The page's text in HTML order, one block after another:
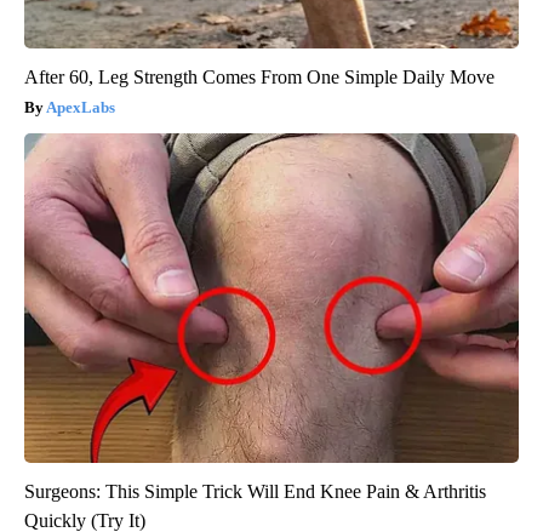
After 60, Leg Strength Comes From One Simple Daily Move
ApexLabs
Surgeons: This Simple Trick Will End Knee Pain & Arthritis
Quickly (Try It)